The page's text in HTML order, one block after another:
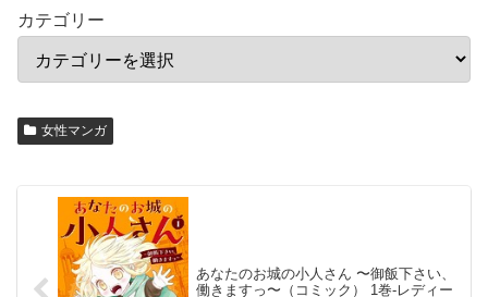
カテゴリー
女性マンガ
あなたのお城の小人さん 〜御飯下さい、
働きますっ〜（コミック） 1巻-レディー